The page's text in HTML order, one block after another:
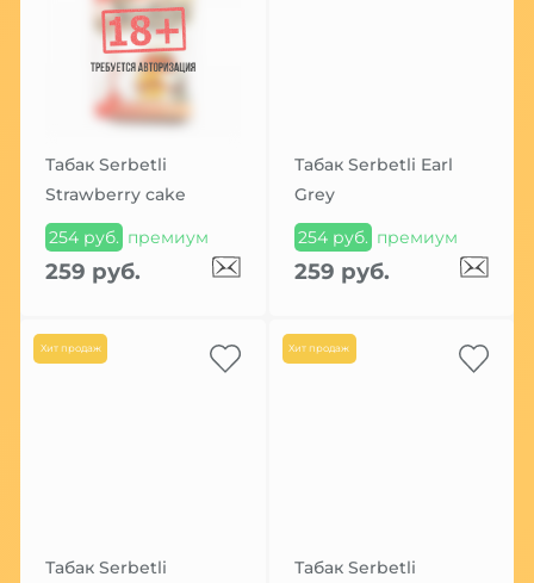
Табак Serbetli
Strawberry cake
254 руб. премиум
259 руб.
Табак Serbetli Earl
Grey
254 руб. премиум
259 руб.
Хит продаж
Табак Serbetli
Хит продаж
Табак Serbetli